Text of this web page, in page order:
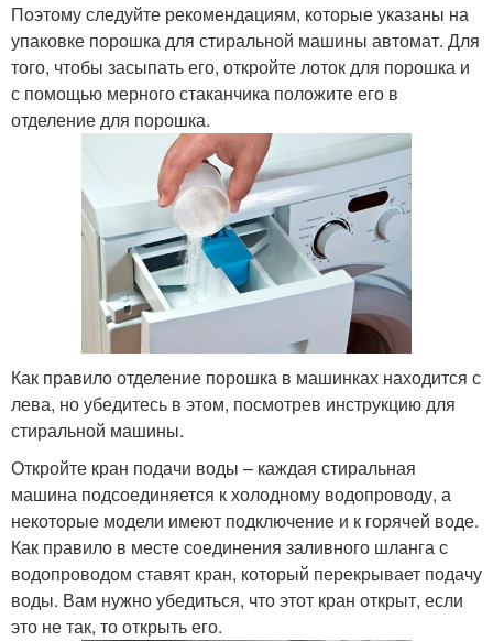
Поэтому следуйте рекомендациям, которые указаны на
упаковке порошка для стиральной машины автомат. Для
того, чтобы засыпать его, откройте лоток для порошка и
с помощью мерного стаканчика положите его в
отделение для порошка.
Как правило отделение порошка в машинках находится с
лева, но убедитесь в этом, посмотрев инструкцию для
стиральной машины.
Откройте кран подачи воды – каждая стиральная
машина подсоединяется к холодному водопроводу, а
некоторые модели имеют подключение и к горячей воде.
Как правило в месте соединения заливного шланга с
водопроводом ставят кран, который перекрывает подачу
воды. Вам нужно убедиться, что этот кран открыт, если
это не так, то открыть его.